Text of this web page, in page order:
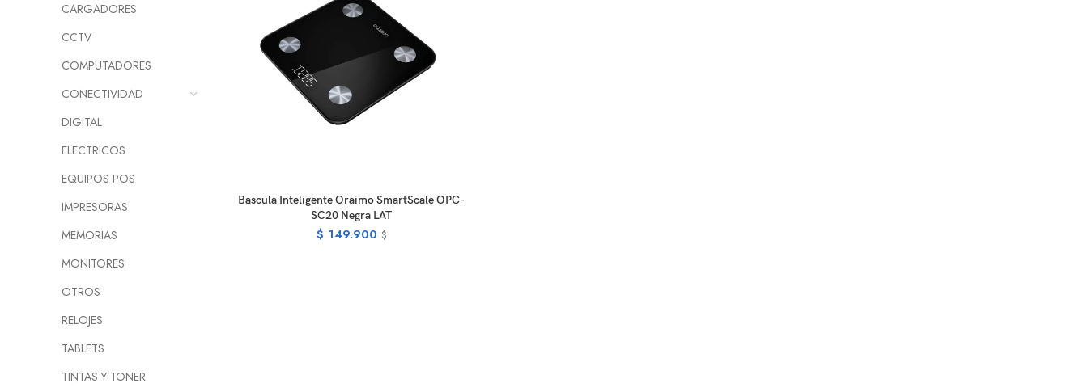
CARGADORES
CCTV
COMPUTADORES
CONECTIVIDAD
DIGITAL
ELECTRICOS
EQUIPOS POS
IMPRESORAS
MEMORIAS
MONITORES
OTROS
RELOJES
TABLETS
TINTAS Y TONER
READ MORE
Bascula Inteligente Oraimo SmartScale OPC-
SC20 Negra LAT
$ 149.900 $